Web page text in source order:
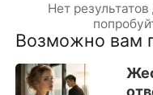
Нет
Возможно вам